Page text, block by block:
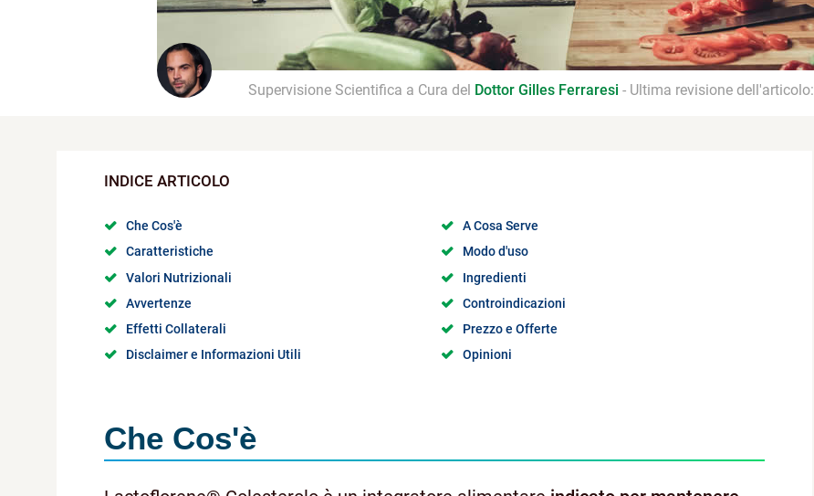
Supervisione Scientifica a Cura del Dottor Gilles Ferraresi - Ultima revisione dell'articolo:
Che Cos'è
A Cosa Serve
Caratteristiche
Modo d'uso
Valori Nutrizionali
Ingredienti
Avvertenze
Controindicazioni
Effetti Collaterali
Prezzo e Offerte
Disclaimer e Informazioni Utili
Opinioni
Che Cos'è